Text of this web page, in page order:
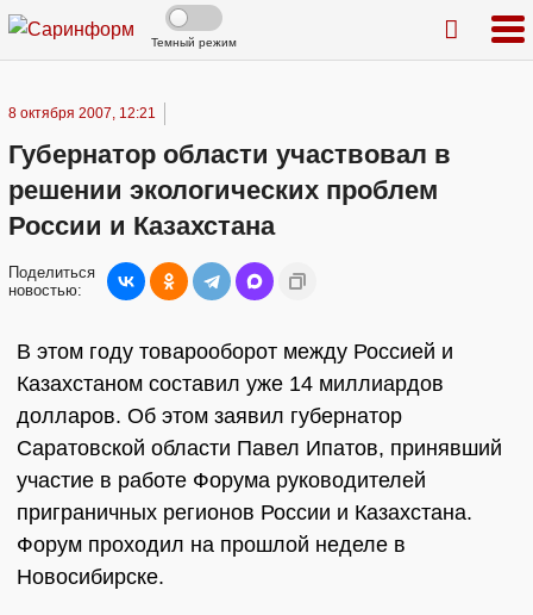
Темный режим
8 октября 2007, 12:21
Губернатор области участвовал в
решении экологических проблем
России и Казахстана
Поделиться
новостью:
В этом году товарооборот между Россией и
Казахстаном составил уже 14 миллиардов
долларов. Об этом заявил губернатор
Саратовской области Павел Ипатов, принявший
участие в работе Форума руководителей
приграничных регионов России и Казахстана.
Форум проходил на прошлой неделе в
Новосибирске.